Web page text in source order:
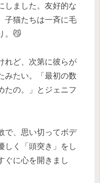
しました。友好的な
子猫たちは一斉に毛
。😼
れど、次第に彼らが
みたい。「最初の数
たの。」とジェニフ
で、思い切ってボデ
しく「頭突き」をし
ぐに心を開きまし